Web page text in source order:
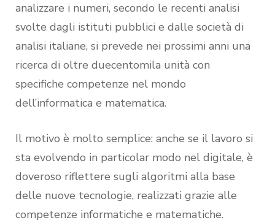
analizzare i numeri, secondo le recenti analisi
svolte dagli istituti pubblici e dalle società di
analisi italiane, si prevede nei prossimi anni una
ricerca di oltre duecentomila unità con
specifiche competenze nel mondo
dell’informatica e matematica.
Il motivo è molto semplice: anche se il lavoro si
sta evolvendo in particolar modo nel digitale, è
doveroso riflettere sugli algoritmi alla base
delle nuove tecnologie, realizzati grazie alle
competenze informatiche e matematiche.